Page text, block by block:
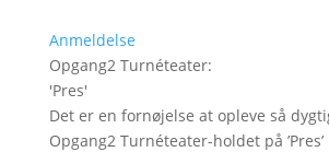
Anmeldelse
Opgang2 Turnéteater:
'Pres'
Det er en fornøjelse at opleve så
Opgang2 Turnéteater-holdet på